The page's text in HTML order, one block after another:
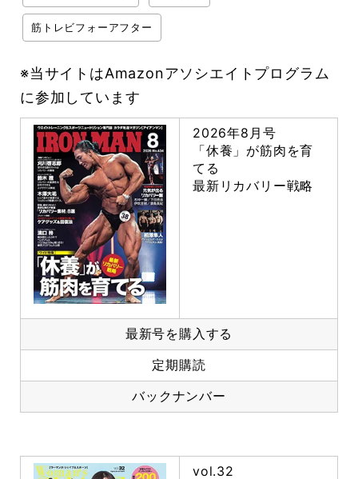
筋トレビフォーアフター
※当サイトはAmazonアソシエイトプログラム
に参加しています
2026年8月号
「休養」が筋肉を育
てる
最新リカバリー戦略
最新号を購入する
定期購読
バックナンバー
vol.32